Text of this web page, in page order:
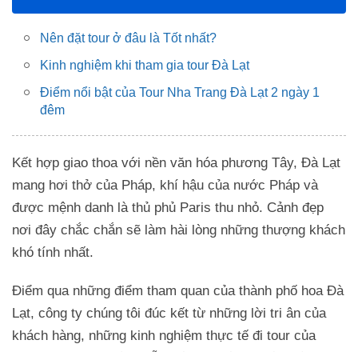
Nên đặt tour ở đâu là Tốt nhất?
Kinh nghiệm khi tham gia tour Đà Lạt
Điểm nổi bật của Tour Nha Trang Đà Lạt 2 ngày 1
đêm
Kết hợp giao thoa với nền văn hóa phương Tây, Đà Lạt
mang hơi thở của Pháp, khí hậu của nước Pháp và
được mệnh danh là thủ phủ Paris thu nhỏ. Cảnh đẹp
nơi đây chắc chắn sẽ làm hài lòng những thượng khách
khó tính nhất.
Điểm qua những điểm tham quan của thành phố hoa Đà
Lạt, công ty chúng tôi đúc kết từ những lời tri ân của
khách hàng, những kinh nghiệm thực tế đi tour của